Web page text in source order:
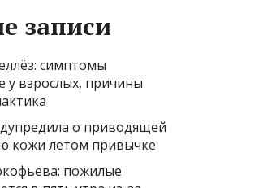
записи
симптомы
у взрослых, причины
о приводящей
кожи летом привычке
пожилые